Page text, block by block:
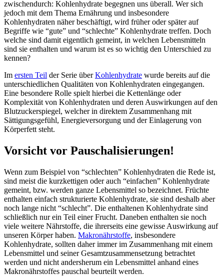
zwischendurch: Kohlenhydrate begegnen uns überall. Wer sich
jedoch mit dem Thema Ernährung und insbesondere
Kohlenhydraten näher beschäftigt, wird früher oder später auf
Begriffe wie “gute” und “schlechte” Kohlenhydrate treffen. Doch
welche sind damit eigentlich gemeint, in welchen Lebensmitteln
sind sie enthalten und warum ist es so wichtig den Unterschied zu
kennen?
Im ersten Teil der Serie überKohlenhydrate wurde bereits auf die
unterschiedlichen Qualitäten von Kohlenhydraten eingegangen.
Eine besondere Rolle spielt hierbei die Kettenlänge oder
Komplexität von Kohlenhydraten und deren Auswirkungen auf den
Blutzuckerspiegel, welcher in direktem Zusammenhang mit
Sättigungsgefühl, Energieversorgung und der Einlagerung von
Körperfett steht.
Vorsicht vor Pauschalisierungen!
Wenn zum Beispiel von “schlechten” Kohlenhydraten die Rede ist,
sind meist die kurzkettigen oder auch “einfachen” Kohlenhydrate
gemeint, bzw. werden ganze Lebensmittel so bezeichnet. Früchte
enthalten einfach strukturierte Kohlenhydrate, sie sind deshalb aber
noch lange nicht “schlecht”. Die enthaltenen Kohlenhydrate sind
schließlich nur ein Teil einer Frucht. Daneben enthalten sie noch
viele weitere Nährstoffe, die ihrerseits eine gewisse Auswirkung auf
unseren Körper haben. Makronährstoffe, insbesondere
Kohlenhydrate, sollten daher immer im Zusammenhang mit einem
Lebensmittel und seiner Gesamtzusammensetzung betrachtet
werden und nicht andersherum ein Lebensmittel anhand eines
Makronährstoffes pauschal beurteilt werden.